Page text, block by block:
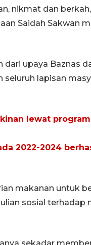
nikmat dan
Saidah Sakwan
dari upaya Baznas
lapisan
lewat
2022-2024
makanan untuk
sosial terhadap
sekadar